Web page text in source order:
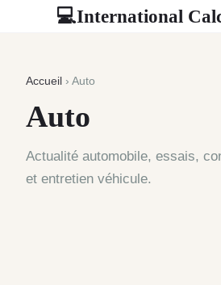
💻International
Accueil › Auto
Auto
Actualité automobile, essais,
et entretien véhicule.